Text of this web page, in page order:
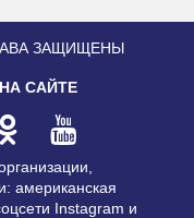
ЗАЩИЩЕНЫ
САЙТЕ
американская
Instagram и